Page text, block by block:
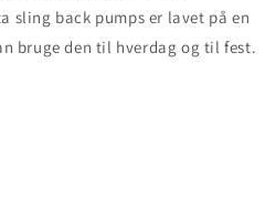
sling back pumps er lavet på en
bruge den til hverdag og til fest.